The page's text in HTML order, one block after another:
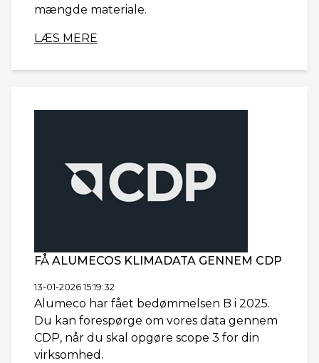
mængde materiale.
LÆS MERE
FÅ ALUMECOS KLIMADATA GENNEM CDP
13-01-2026 15:19:32
Alumeco har fået bedømmelsen B i 2025.
Du kan forespørge om vores data gennem
CDP, når du skal opgøre scope 3 for din
virksomhed.